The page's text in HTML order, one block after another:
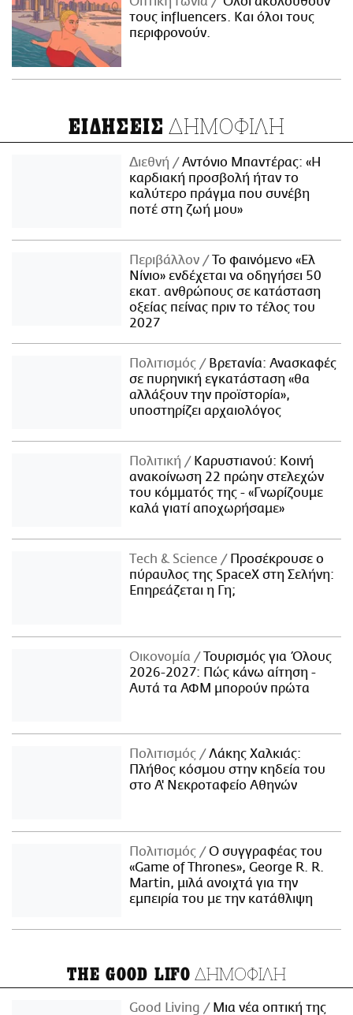
τους influencers. Και όλοι τους
περιφρονούν.
ΕΙΔΗΣΕΙΣ ΔΗΜΟΦΙΛΗ
Διεθνή
Αντόνιο Μπαντέρας: «Η
καρδιακή προσβολή ήταν το
καλύτερο πράγμα που συνέβη
ποτέ στη ζωή μου»
Περιβάλλον
Το φαινόμενο «Ελ
Νίνιο» ενδέχεται να οδηγήσει 50
εκατ. ανθρώπους σε κατάσταση
οξείας πείνας πριν το τέλος του
2027
Πολιτισμός
Βρετανία: Ανασκαφές
σε πυρηνική εγκατάσταση «θα
αλλάξουν την προϊστορία»,
υποστηρίζει αρχαιολόγος
Πολιτική
Καρυστιανού: Κοινή
ανακοίνωση 22 πρώην στελεχών
του κόμματός της - «Γνωρίζουμε
καλά γιατί αποχωρήσαμε»
Τech & Science
Προσέκρουσε ο
πύραυλος της SpaceX στη Σελήνη:
Επηρεάζεται η Γη;
Οικονομία
Τουρισμός για Όλους
2026-2027: Πώς κάνω αίτηση -
Αυτά τα ΑΦΜ μπορούν πρώτα
Πολιτισμός
Λάκης Χαλκιάς:
Πλήθος κόσμου στην κηδεία του
στο Α' Νεκροταφείο Αθηνών
Πολιτισμός
Ο συγγραφέας του
«Game of Thrones», George R. R.
Martin, μιλά ανοιχτά για την
εμπειρία του με την κατάθλιψη
THE GOOD LIFO ΔΗΜΟΦΙΛΗ
Good Living
Μια νέα οπτική της